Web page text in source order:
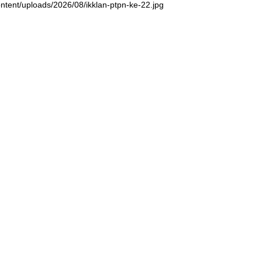
uploads/2026/08/ikklan-ptpn-ke-22.jpg